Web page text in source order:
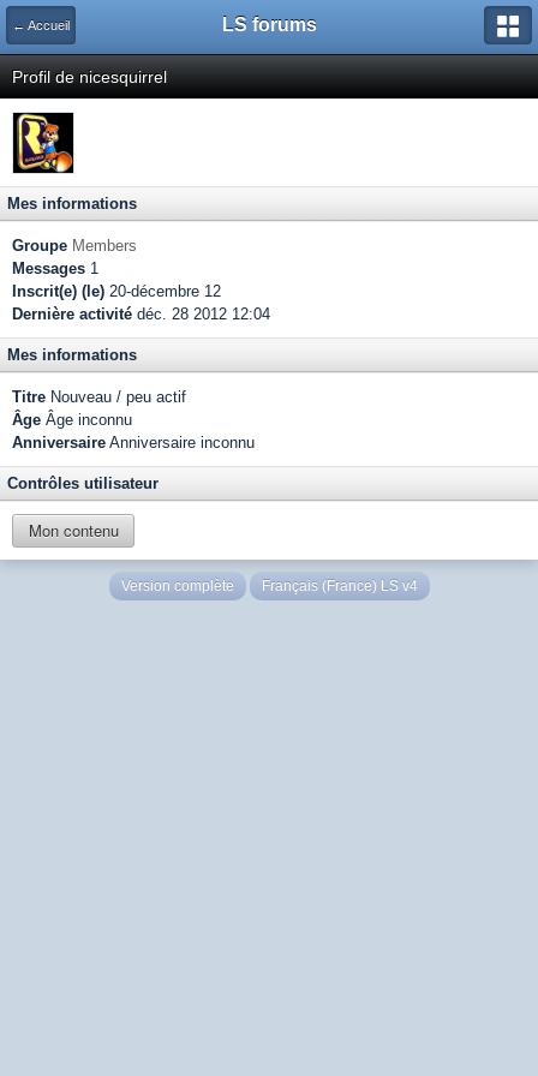
← Accueil LS forums
Profil de nicesquirrel
Mes informations
Groupe Members
Messages 1
Inscrit(e) (le) 20-décembre 12
Dernière activité déc. 28 2012 12:04
Mes informations
Titre Nouveau / peu actif
Âge Âge inconnu
Anniversaire Anniversaire inconnu
Contrôles utilisateur
Mon contenu
Version complète Français (France) LS v4